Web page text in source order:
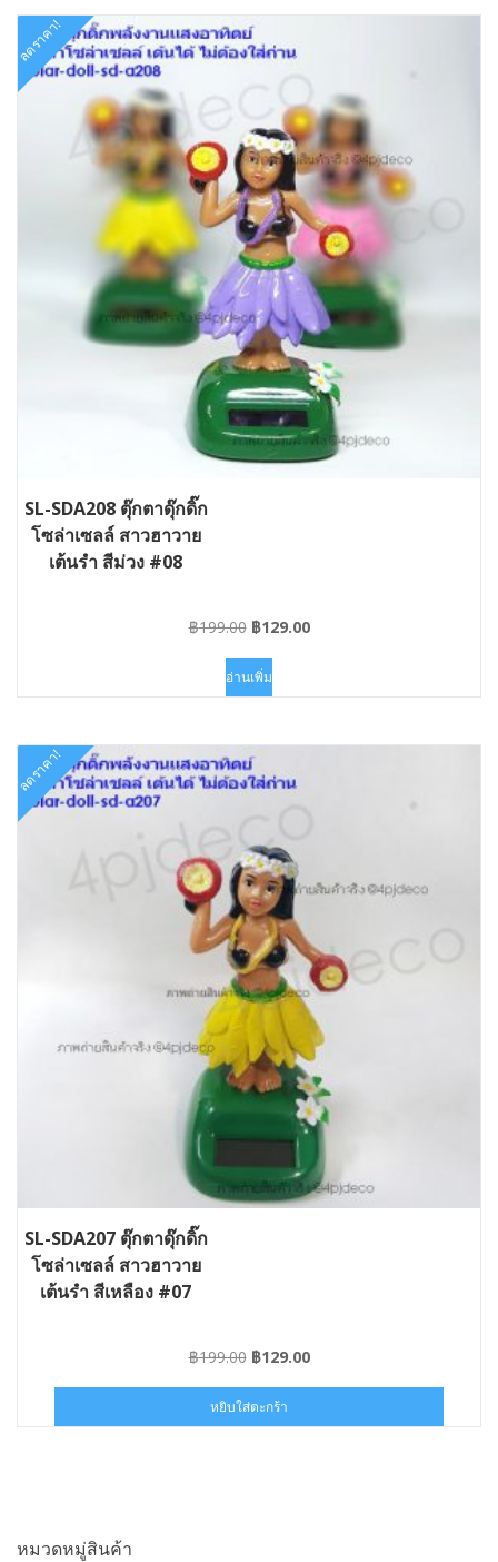
ลดราคา!
SL-SDA208 ตุ๊กตาดุ๊กดิ๊ก
โซล่าเซลล์ สาวฮาวาย
เต้นรำ สีม่วง #08
฿199.00 Original
was:
฿199.00.
฿129.00Current
อ่านเพิ่ม
ลดราคา!
SL-SDA207 ตุ๊กตาดุ๊กดิ๊ก
โซล่าเซลล์ สาวฮาวาย
เต้นรำ สีเหลือง #07
฿199.00 Original
was:
฿199.00.
฿129.00Current
฿129.00.
หยิบใส่ตะกร้า
หมวดหมู่สินค้า